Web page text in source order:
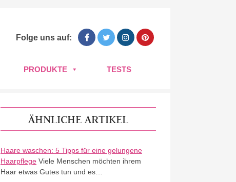
Folge uns auf:
PRODUKTE TESTS
ÄHNLICHE ARTIKEL
Haare waschen: 5 Tipps für eine gelungene
HaarpflegeViele Menschen möchten ihrem
Haar etwas Gutes tun und es…